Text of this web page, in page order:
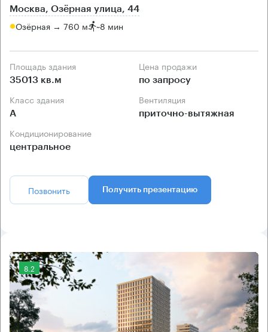
Москва, Озёрная улица, 44
Озёрная → 760 м ~8 мин
Площадь здания
35013 кв.м
Цена продажи
по запросу
Класс здания
А
Вентиляция
приточно-вытяжная
Кондиционирование
центральное
Позвонить Получить презентацию
8.2